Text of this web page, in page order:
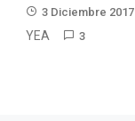
3 Diciembre 2017
YEA
3